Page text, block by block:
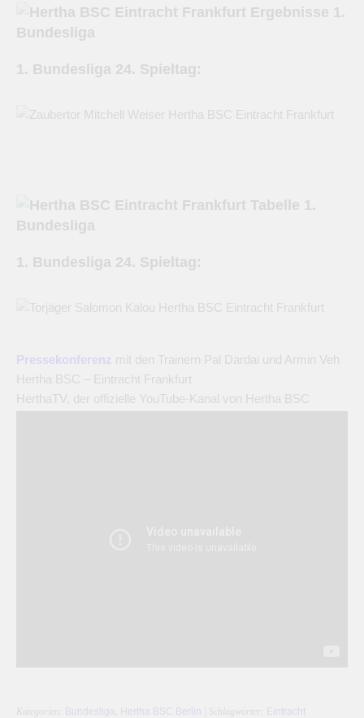
1. Bundesliga 24. Spieltag:
1. Bundesliga 24. Spieltag:
Pressekonferenz mit den Trainern Pal Dardai und Armin Veh
Hertha BSC – Eintracht Frankfurt
HerthaTV, der offizielle YouTube-Kanal von Hertha BSC
Kategorien: Bundesliga Hertha BSC Berlin | Schlagwörter: Eintracht